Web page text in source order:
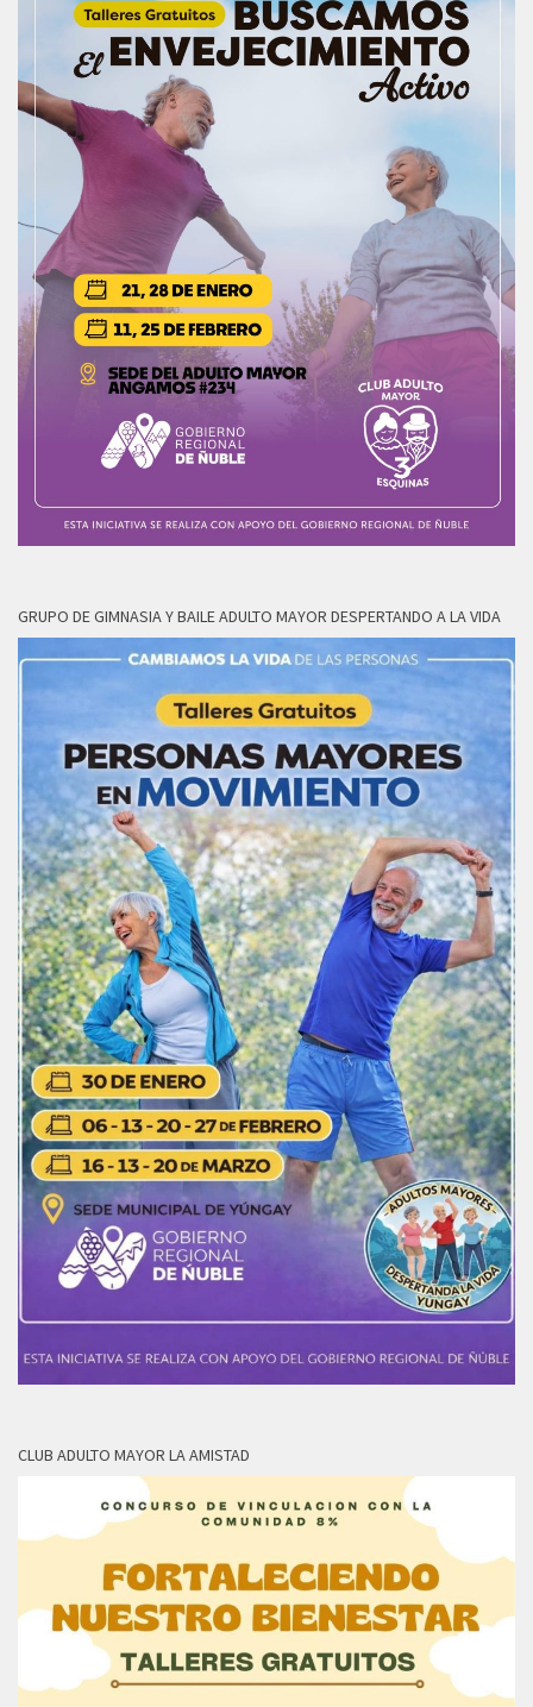
GRUPO DE GIMNASIA Y BAILE ADULTO MAYOR DESPERTANDO A LA VIDA
CLUB ADULTO MAYOR LA AMISTAD